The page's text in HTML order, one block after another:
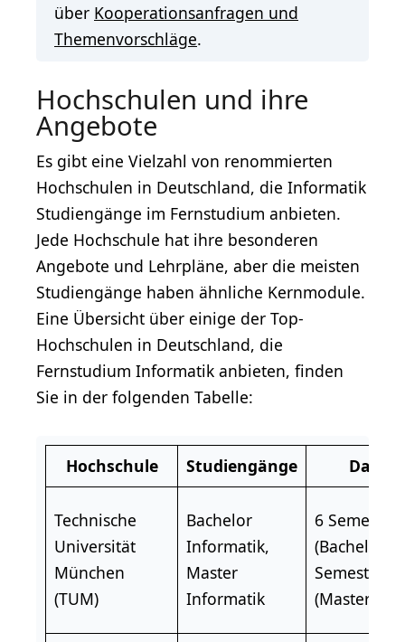
über Kooperationsanfragen und
Themenvorschläge.
Hochschulen und ihre
Angebote
Es gibt eine Vielzahl von renommierten
Hochschulen in Deutschland, die Informatik
Studiengänge im Fernstudium anbieten.
Jede Hochschule hat ihre besonderen
Angebote und Lehrpläne, aber die meisten
Studiengänge haben ähnliche Kernmodule.
Eine Übersicht über einige der Top-
Hochschulen in Deutschland, die
Fernstudium Informatik anbieten, finden
Sie in der folgenden Tabelle:
Hochschule Studiengänge Dauer
Technische
Universität
München
(TUM)
Bachelor
Informatik,
Master
Informatik
6 Semester
(Bachelor),
Semester
(Master)